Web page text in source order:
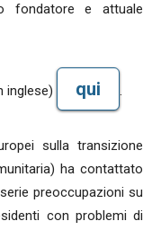
fondatore e attuale
inglese) qui .
sulla transizione
ha contattato
preoccupazioni su
con problemi di